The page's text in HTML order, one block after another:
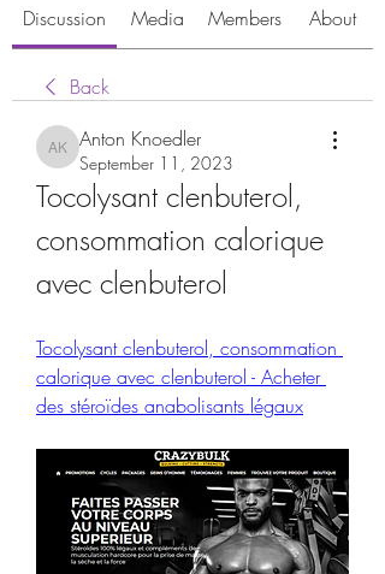
Discussion Media Members About
Back
Anton Knoedler
Anton Knoedler
September 11, 2023
Tocolysant clenbuterol,
consommation calorique
avec clenbuterol
Tocolysant clenbuterol, consommation
calorique avec clenbuterol - Acheter
des stéroïdes anabolisants légaux